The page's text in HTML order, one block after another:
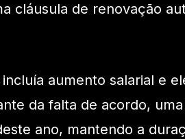
cláusula de renovação
aumento salarial e
da falta de acordo,
ano, mantendo a